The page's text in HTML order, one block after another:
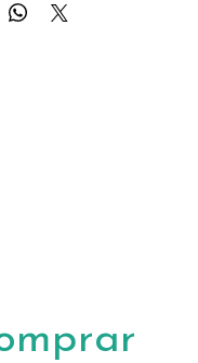
y montaje incluido